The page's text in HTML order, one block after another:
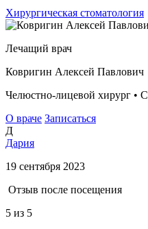
Хирургическая стоматология
Лечащий врач
Ковригин Алексей Павлович
Челюстно-лицевой хирург •
О враче Записаться
Д
Дария
19 сентября 2023
Отзыв после посещения
5 из 5